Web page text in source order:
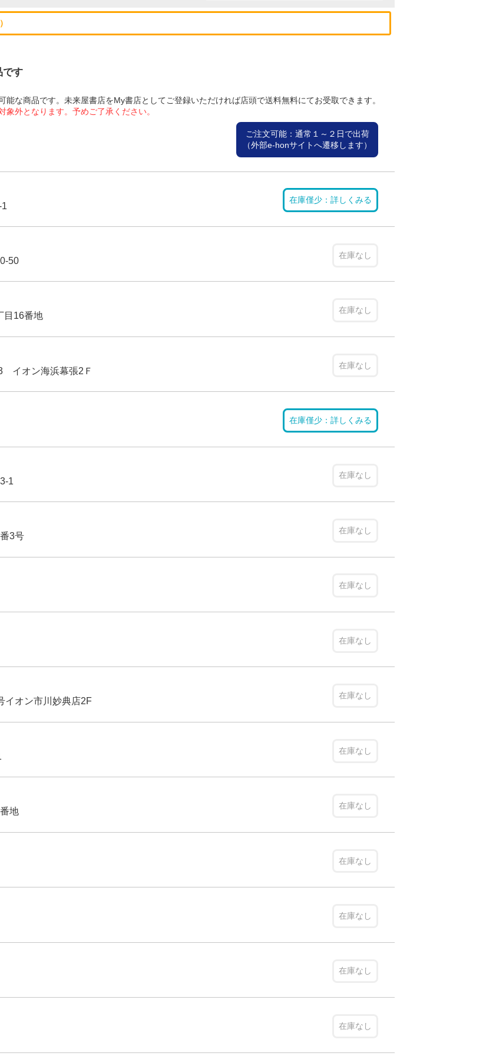
です
な商品です。未来屋書店をMy書店としてご登録いただければ店頭で送料無料にてお受取できます。
外となります。予めご了承ください。
ご注文可能：通常１～２日で出荷
（外部e-honサイトへ遷移します）
在庫僅少：詳しくみる
50
在庫なし
目16番地
在庫なし
イオン海浜幕張2Ｆ
在庫なし
在庫僅少：詳しくみる
1
在庫なし
3号
在庫なし
在庫なし
在庫なし
オン市川妙典店2F
在庫なし
在庫なし
地
在庫なし
在庫なし
在庫なし
在庫なし
在庫なし